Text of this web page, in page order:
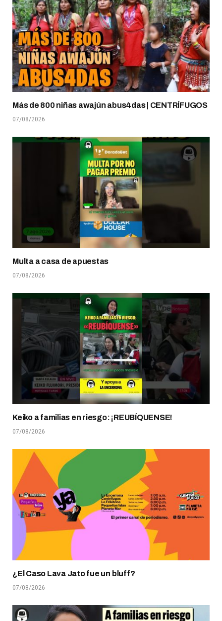
Más de 800 niñas awajún abus4das | CENTRÍFUGOS
07/08/2026
Multa a casa de apuestas
07/08/2026
Keiko a familias en riesgo: ¡REUBÍQUENSE!
07/08/2026
¿El Caso Lava Jato fue un bluff?
07/08/2026